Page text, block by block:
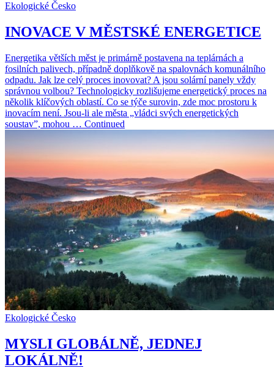
Ekologické Česko
INOVACE V MĚSTSKÉ ENERGETICE
Energetika větších měst je primárně postavena na teplárnách a
fosilních palivech, případně doplňkově na spalovnách komunálního
odpadu. Jak lze celý proces inovovat? A jsou solární panely vždy
správnou volbou? Technologicky rozlišujeme energetický proces na
několik klíčových oblastí. Co se týče surovin, zde moc prostoru k
inovacím není. Jsou-li ale města „vládci svých energetických
soustav”, mohou … Continued
Ekologické Česko
MYSLI GLOBÁLNĚ, JEDNEJ
LOKÁLNĚ!